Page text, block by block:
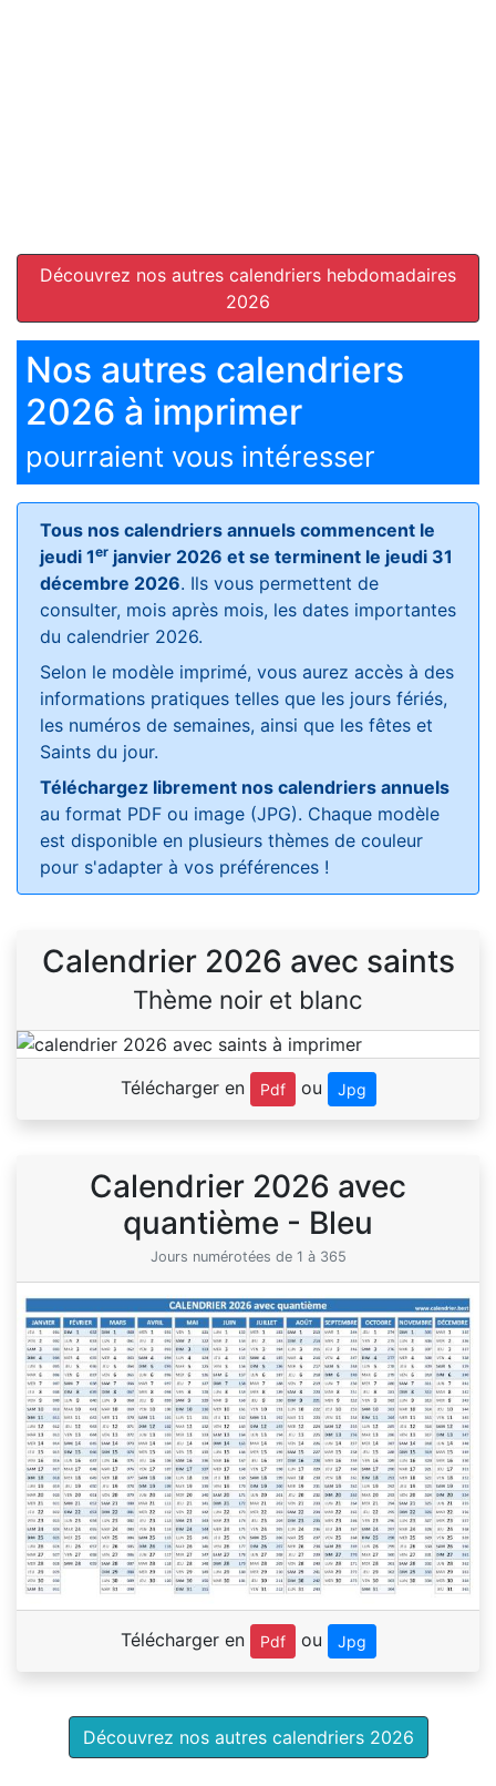
Découvrez nos autres calendriers hebdomadaires
2026
Nos autres calendriers
2026 à imprimer
pourraient vous intéresser
Tous nos calendriers annuels commencent le
jeudi 1er janvier 2026 et se terminent le jeudi 31
décembre 2026. Ils vous permettent de
consulter, mois après mois, les dates importantes
du calendrier 2026.
Selon le modèle imprimé, vous aurez accès à des
informations pratiques telles que les jours fériés,
les numéros de semaines, ainsi que les fêtes et
Saints du jour.
Téléchargez librement nos calendriers annuels
au format PDF ou image (JPG). Chaque modèle
est disponible en plusieurs thèmes de couleur
pour s'adapter à vos préférences !
Calendrier 2026 avec saints
Thème noir et blanc
Télécharger en Pdf ou Jpg
Calendrier 2026 avec
quantième - Bleu
Jours numérotées de 1 à 365
Télécharger en Pdf ou Jpg
Découvrez nos autres calendriers 2026